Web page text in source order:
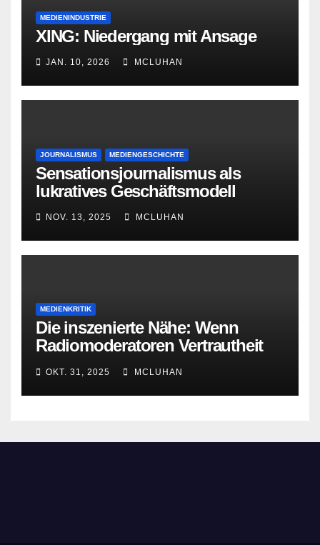
MEDIENINDUSTRIE
XING: Niedergang mit Ansage
JAN. 10, 2026 MCLUHAN
JOURNALISMUS MEDIENGESCHICHTE
Sensationsjournalismus als
lukratives Geschäftsmodell
NOV. 13, 2025 MCLUHAN
MEDIENKRITIK
Die inszenierte Nähe: Wenn
Radiomoderatoren Vertrautheit
OKT. 31, 2025 MCLUHAN